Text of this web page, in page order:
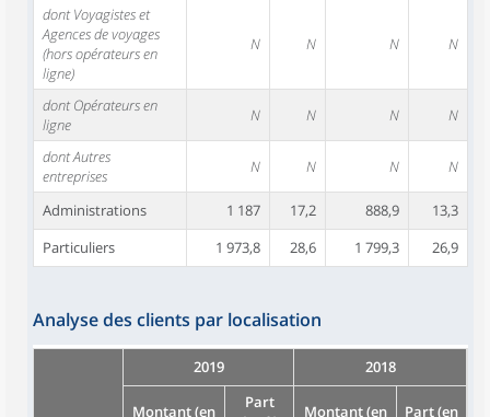
dont Voyagistes et
Agences de voyages
(hors opérateurs en
ligne)
N N N N
dont Opérateurs en
ligne
N N N N
dont Autres
entreprises
N N N N
Administrations 1 187 17,2 888,9
13,3
Particuliers
1 973,8 28,6 1 799,3 26,9
Analyse des clients par localisation
2019 2018
Montant (en
Part
Montant (en
Part (en